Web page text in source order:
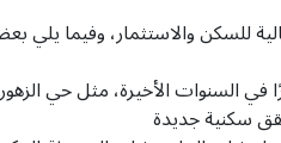
للسكن والاستثمار، وفيما يلي
في السنوات الأخيرة، مثل حي
سكنية جديدة